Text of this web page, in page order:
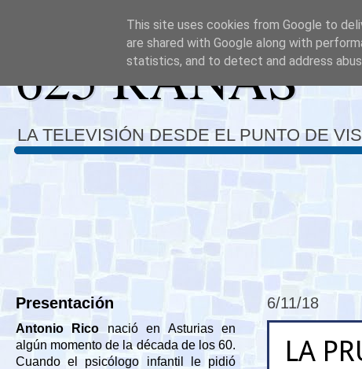
625 RANAS
LA TELEVISIÓN DESDE EL PUNTO DE
6/11/18
LA
Presentación
Antonio Rico nació en Asturias en
algún momento de la década de los 60.
Cuando el psicólogo infantil le pidió
This site uses cookies from Google to
are shared with Google along with
statistics, and to detect and address